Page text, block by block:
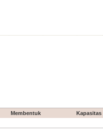
Membentuk
Kapasitas